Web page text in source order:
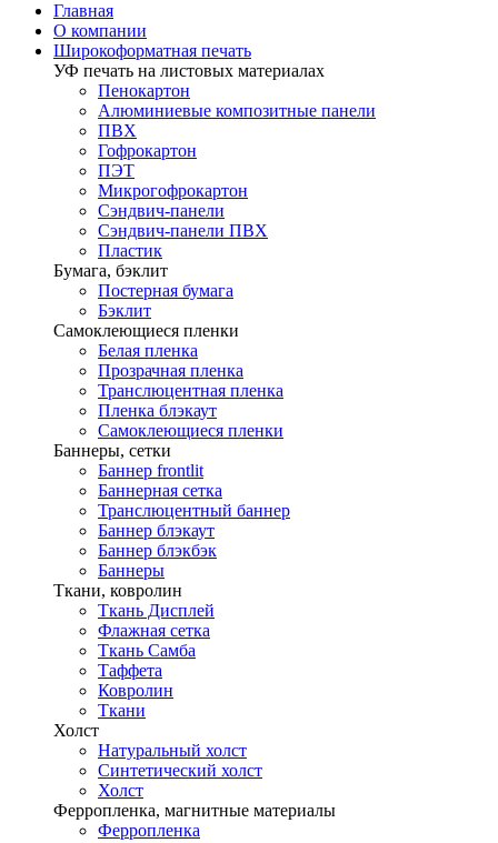
Главная
О компании
Широкоформатная печать
УФ печать на листовых материалах
Пенокартон
Алюминиевые композитные панели
ПВХ
Гофрокартон
ПЭТ
Микрогофрокартон
Сэндвич-панели
Сэндвич-панели ПВХ
Пластик
Бумага, бэклит
Постерная бумага
Бэклит
Самоклеющиеся пленки
Белая пленка
Прозрачная пленка
Транслюцентная пленка
Пленка блэкаут
Самоклеющиеся пленки
Баннеры, сетки
Баннер frontlit
Баннерная сетка
Транслюцентный баннер
Баннер блэкаут
Баннер блэкбэк
Баннеры
Ткани, ковролин
Ткань Дисплей
Флажная сетка
Ткань Самба
Таффета
Ковролин
Ткани
Холст
Натуральный холст
Синтетический холст
Холст
Ферропленка, магнитные материалы
Ферропленка